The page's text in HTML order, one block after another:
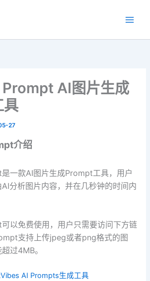
AI图片生成
27
介绍
一款AI图片生成Prompt工具，用户
分析图片内容，并在几秒钟的时间内
以免费使用，用户只需要访问下方链
支持上传jpeg或者png格式的图
过4MB。
AI Prompts生成工具